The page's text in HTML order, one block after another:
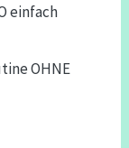
einfach
OHNE